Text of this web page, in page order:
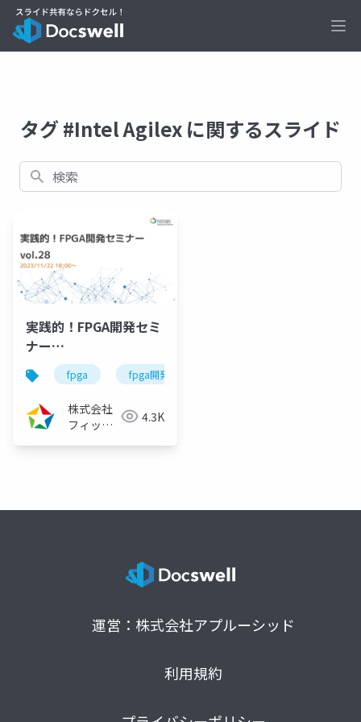
タグ #Intel Agilex に関するスライド
検索
実践的！FPGA開発セミ
ナー
vol.28（2023/11/22）
fpga fpga開発
株式会社
フィック
4.3K
運営：株式会社アプルーシッド
利用規約